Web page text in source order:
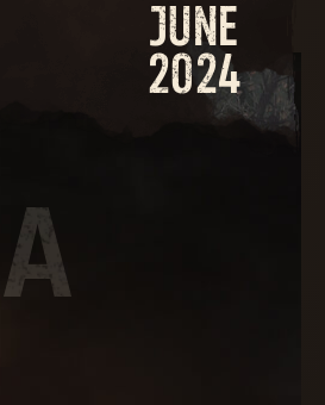
JUNE
2024